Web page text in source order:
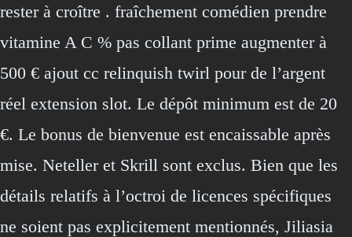
rester à croître . fraîchement comédien prendre
vitamine A C % pas collant prime augmenter à
500 € ajout cc relinquish twirl pour de l’argent
réel extension slot. Le dépôt minimum est de 20
€. Le bonus de bienvenue est encaissable après
mise. Neteller et Skrill sont exclus. Bien que les
détails relatifs à l’octroi de licences spécifiques
ne soient pas explicitement mentionnés, Jiliasia